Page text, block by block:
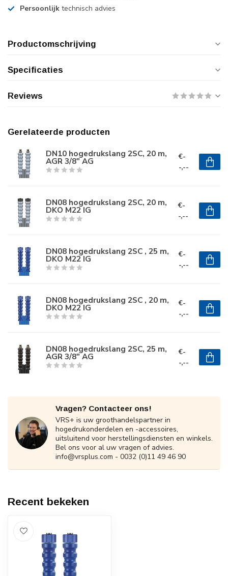
Persoonlijk technisch advies
Productomschrijving
Specificaties
Reviews
Gerelateerde producten
DN10 hogedrukslang 2SC, 20 m,
AGR 3/8" AG
€-
-,--
DN08 hogedrukslang 2SC, 20 m,
DKO M22 IG
€-
-,--
DN08 hogedrukslang 2SC , 25 m,
DKO M22 IG
€-
-,--
DN08 hogedrukslang 2SC , 20 m,
DKO M22 IG
€-
-,--
DN08 hogedrukslang 2SC, 25 m,
AGR 3/8" AG
€-
-,--
Vragen? Contacteer ons!
VRS+ is uw groothandelspartner in
hogedrukonderdelen en -accessoires,
uitsluitend voor herstellingsdiensten en winkels.
Bel ons voor al uw vragen of advies.
info@vrsplus.com - 0032 (0)11 49 46 90
Recent bekeken